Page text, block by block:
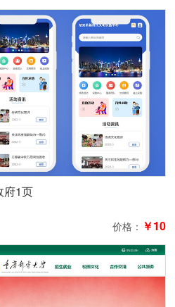
府1页
价格： ￥10